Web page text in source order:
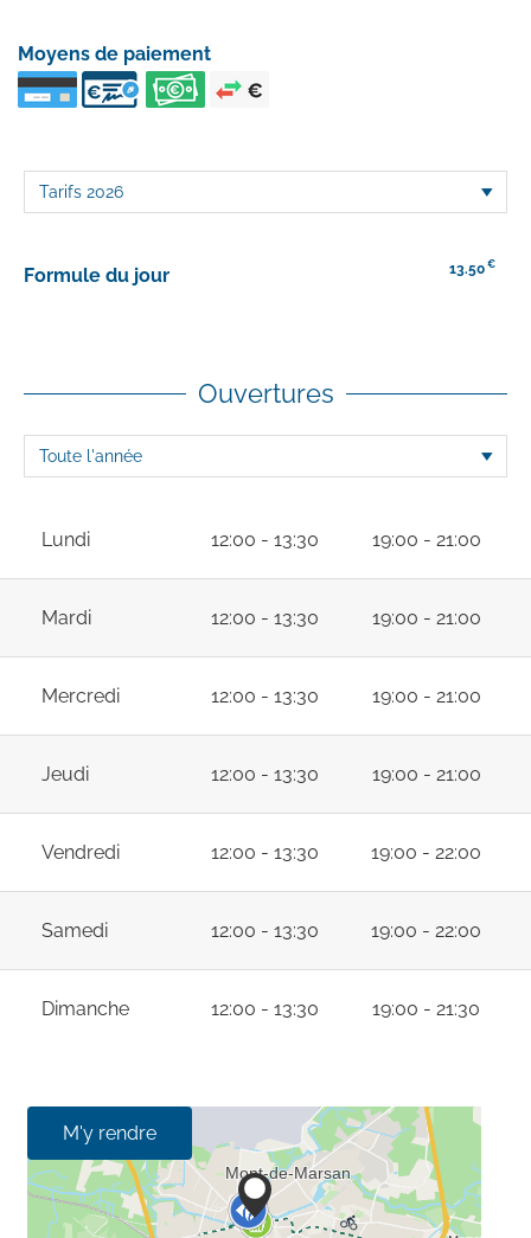
Moyens de paiement
Formule du jour 13.50 €
Ouvertures
Lundi 12:00 - 13:30 19:00 - 21:00
Mardi 12:00 - 13:30 19:00 - 21:00
Mercredi 12:00 - 13:30 19:00 - 21:00
Jeudi 12:00 - 13:30 19:00 - 21:00
Vendredi 12:00 - 13:30 19:00 - 22:00
Samedi 12:00 - 13:30 19:00 - 22:00
Dimanche 12:00 - 13:30 19:00 - 21:30
M'y rendre